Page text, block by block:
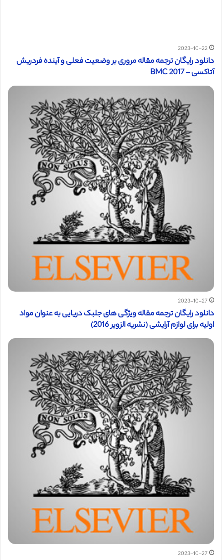
2023-10-22
دانلود رایگان ترجمه مقاله مروری بر وضعیت فعلی و آینده فردریش
آتاکسی – BMC 2017
2023-10-27
دانلود رایگان ترجمه مقاله ویژگی های جلبک دریایی به عنوان مواد
اولیه برای لوازم آرایشی (نشریه الزویر 2016)
2023-10-27